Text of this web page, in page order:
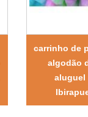
carrinho de
algodão
aluguel